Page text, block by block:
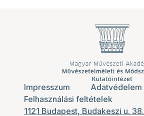
Impresszum Adatvédelem
Felhasználási feltételek
1121 Budapest, Budakeszi u. 38.